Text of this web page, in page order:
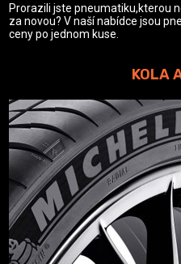
Prorazili jste pneumatiku,kterou
za novou? V naší nabídce jsou
ceny po jednom kuse.
KOLA